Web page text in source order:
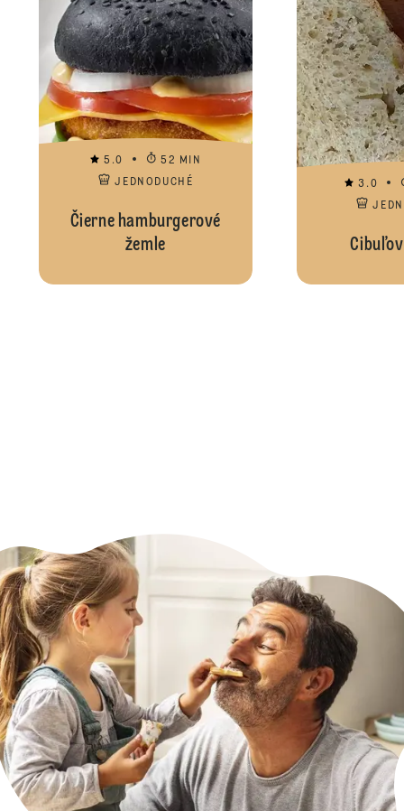
5.0
52 MIN
JEDNODUCHÉ
Čierne hamburgerové
žemle
3.0